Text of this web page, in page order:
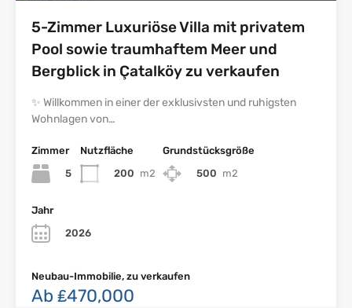
5-Zimmer Luxuriöse Villa mit privatem
Pool sowie traumhaftem Meer und
Bergblick in Çatalköy zu verkaufen
✨ Willkommen in einer der exklusivsten und ruhigsten
Wohnlagen von…
Zimmer
5
Nutzfläche
200 m2
Grundstücksgröße
500 m2
Jahr
2026
Neubau-Immobilie, zu verkaufen
Ab ₤470,000